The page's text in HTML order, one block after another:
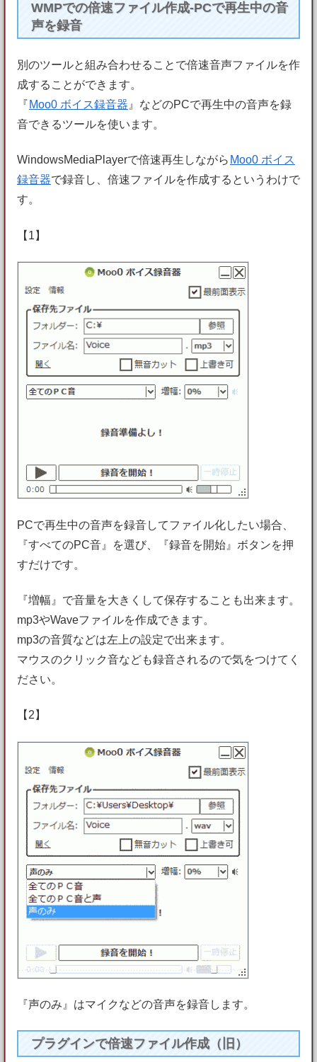
WMPでの倍速ファイル作成-PCで再生中の音
声を録音
別のツールと組み合わせることで倍速音声ファイルを作
成することができます。
『 Moo0 ボイス録音器 』などのPCで再生中の音声を録
音できるツールを使います。
WindowsMediaPlayerで倍速再生しながら Moo0 ボイス
録音器で録音し、倍速ファイルを作成するというわけで
す。
【1】
PCで再生中の音声を録音してファイル化したい場合、
『すべてのPC音』を選び、『録音を開始』ボタンを押
すだけです。
『増幅』で音量を大きくして保存することも出来ます。
mp3やWaveファイルを作成できます。
mp3の音質などは左上の設定で出来ます。
マウスのクリック音なども録音されるので気をつけてく
ださい。
【2】
『声のみ』はマイクなどの音声を録音します。
プラグインで倍速ファイル作成（旧）